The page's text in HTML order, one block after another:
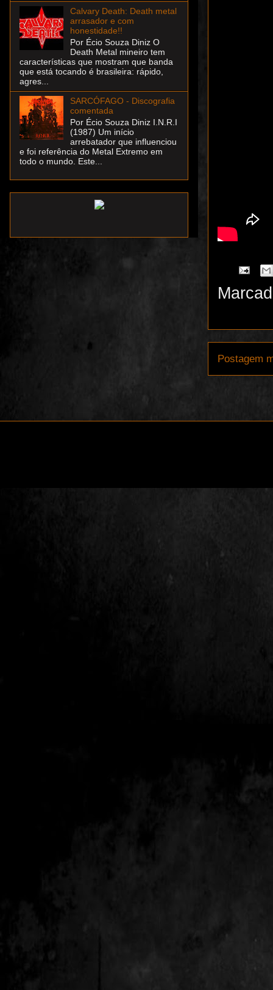
Postagem
Calvary Death: Death metal
arrasador e com
honestidade!!
Por Écio Souza Diniz O
Death Metal mineiro tem
características que mostram que banda
que está tocando é brasileira: rápido,
agres...
SARCÓFAGO - Discografia
comentada
Por Écio Souza Diniz I.N.R.I
(1987) Um início
arrebatador que influenciou
e foi referência do Metal Extremo em
todo o mundo. Este...